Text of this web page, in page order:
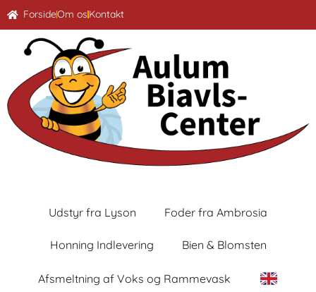
ForsideOm osKontakt
Udstyr fra Lyson Foder fra Ambrosia
Honning Indlevering Bien & Blomsten
Afsmeltning af Voks og Rammevask